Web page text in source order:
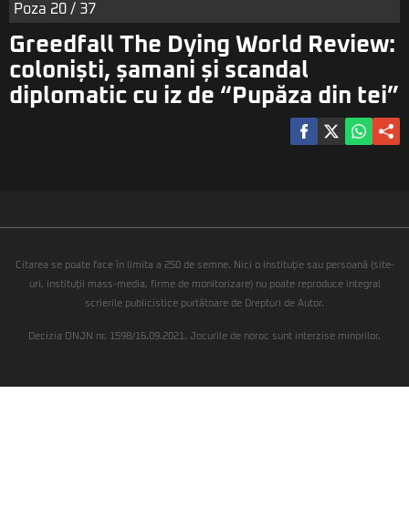
Poza 20 / 37
Greedfall The Dying World Review:
coloniști, șamani și scandal
diplomatic cu iz de “Pupăza din tei”
Citarea se poate face în limita a 250 de semne. Nici o instituţie sau persoană (site-
uri, instituţii mass-media, firme de monitorizare) nu poate reproduce integral
scrierile publicistice purtătoare de Drepturi de Autor.
Decizia ONJN nr. 1598/16.09.2021. Jocurile de noroc sunt interzise minorilor.